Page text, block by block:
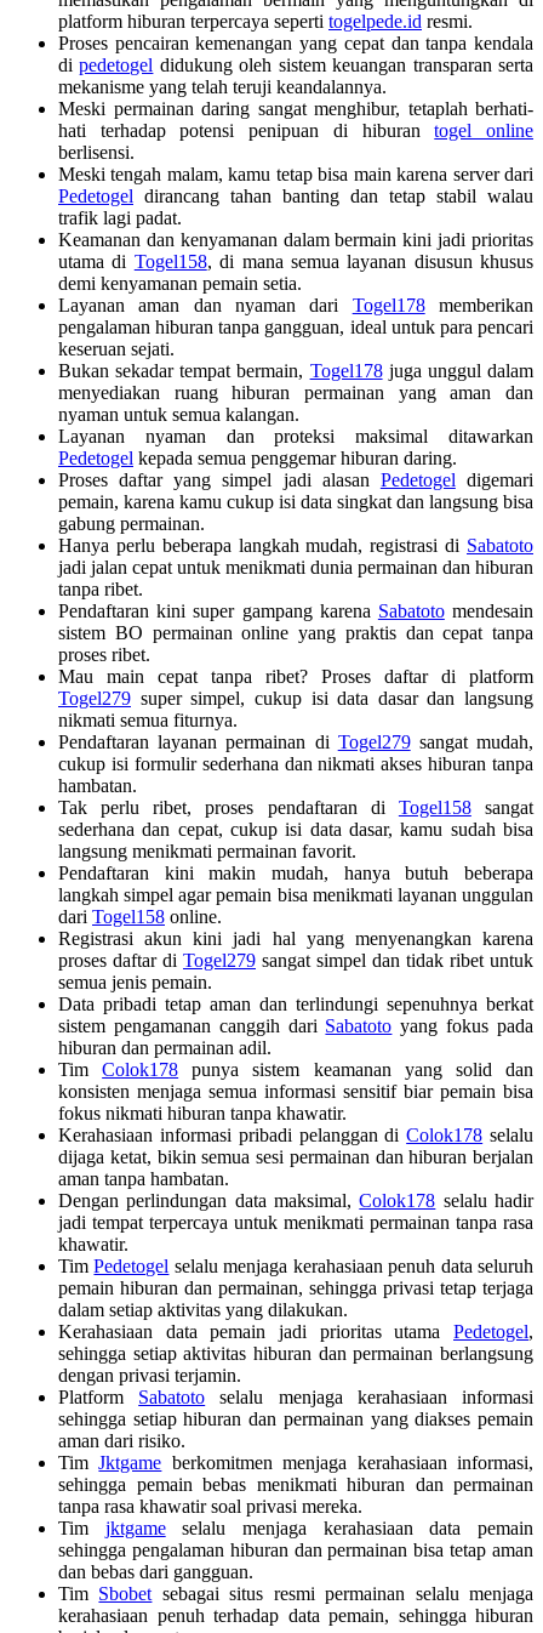
platform hiburan terpercaya seperti togelpede.id resmi.
Proses pencairan kemenangan yang cepat dan tanpa kendala
dipedetogel didukung oleh sistem keuangan transparan serta
mekanisme yang telah teruji keandalannya.
Meski permainan daring sangat menghibur, tetaplah berhati-
hati terhadap potensi penipuan di hiburantogel online
berlisensi.
Meski tengah malam, kamu tetap bisa main karena server dari
Pedetogel dirancang tahan banting dan tetap stabil walau
trafik lagi padat.
Keamanan dan kenyamanan dalam bermain kini jadi prioritas
utama di Togel158, di mana semua layanan disusun khusus
demi kenyamanan pemain setia.
Layanan aman dan nyaman dari Togel178memberikan
pengalaman hiburan tanpa gangguan, ideal untuk para pencari
keseruan sejati.
Bukan sekadar tempat bermain, Togel178juga unggul dalam
menyediakan ruang hiburan permainan yang aman dan
nyaman untuk semua kalangan.
Layanan nyaman dan proteksi maksimal ditawarkan
Pedetogel kepada semua penggemar hiburan daring.
Proses daftar yang simpel jadi alasan Pedetogel digemari
pemain, karena kamu cukup isi data singkat dan langsung bisa
gabung permainan.
Hanya perlu beberapa langkah mudah, registrasi di Sabatoto
jadi jalan cepat untuk menikmati dunia permainan dan hiburan
tanpa ribet.
Pendaftaran kini super gampang karena Sabatotomendesain
sistem BO permainan online yang praktis dan cepat tanpa
proses ribet.
Mau main cepat tanpa ribet? Proses daftar di platform
Togel279 super simpel, cukup isi data dasar dan langsung
nikmati semua fiturnya.
Pendaftaran layanan permainan di Togel279sangat mudah,
cukup isi formulir sederhana dan nikmati akses hiburan tanpa
hambatan.
Tak perlu ribet, proses pendaftaran di Togel158sangat
sederhana dan cepat, cukup isi data dasar, kamu sudah bisa
langsung menikmati permainan favorit.
Pendaftaran kini makin mudah, hanya butuh beberapa
langkah simpel agar pemain bisa menikmati layanan unggulan
dari Togel158 online.
Registrasi akun kini jadi hal yang menyenangkan karena
proses daftar di Togel279 sangat simpel dan tidak ribet untuk
semua jenis pemain.
Data pribadi tetap aman dan terlindungi sepenuhnya berkat
sistem pengamanan canggih dari Sabatoto yang fokus pada
hiburan dan permainan adil.
TimColok178 punya sistem keamanan yang solid dan
konsisten menjaga semua informasi sensitif biar pemain bisa
fokus nikmati hiburan tanpa khawatir.
Kerahasiaan informasi pribadi pelanggan diColok178 selalu
dijaga ketat, bikin semua sesi permainan dan hiburan berjalan
aman tanpa hambatan.
Dengan perlindungan data maksimal,Colok178 selalu hadir
jadi tempat terpercaya untuk menikmati permainan tanpa rasa
khawatir.
TimPedetogel selalu menjaga kerahasiaan penuh data seluruh
pemain hiburan dan permainan, sehingga privasi tetap terjaga
dalam setiap aktivitas yang dilakukan.
Kerahasiaan data pemain jadi prioritas utama Pedetogel,
sehingga setiap aktivitas hiburan dan permainan berlangsung
dengan privasi terjamin.
Platform Sabatoto selalu menjaga kerahasiaan informasi
sehingga setiap hiburan dan permainan yang diakses pemain
aman dari risiko.
TimJktgame berkomitmen menjaga kerahasiaan informasi,
sehingga pemain bebas menikmati hiburan dan permainan
tanpa rasa khawatir soal privasi mereka.
Tim jktgameselalu menjaga kerahasiaan data pemain
sehingga pengalaman hiburan dan permainan bisa tetap aman
dan bebas dari gangguan.
Tim Sbobet sebagai situs resmi permainan selalu menjaga
kerahasiaan penuh terhadap data pemain, sehingga hiburan